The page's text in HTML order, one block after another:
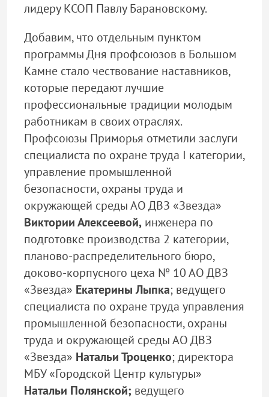
лидеру КСОП Павлу Барановскому.
Добавим, что отдельным пунктом
программы Дня профсоюзов в Большом
Камне стало чествование наставников,
которые передают лучшие
профессиональные традиции молодым
работникам в своих отраслях.
Профсоюзы Приморья отметили заслуги
специалиста по охране труда I категории,
управление промышленной
безопасности, охраны труда и
окружающей среды АО ДВЗ «Звезда»
Виктории Алексеевой, инженера по
подготовке производства 2 категории,
планово-распределительного бюро,
доково-корпусного цеха № 10 АО ДВЗ
«Звезда» Екатерины Лыпка; ведущего
специалиста по охране труда управления
промышленной безопасности, охраны
труда и окружающей среды АО ДВЗ
«Звезда» Натальи Троценко; директора
МБУ «Городской Центр культуры»
Натальи Полянской; ведущего